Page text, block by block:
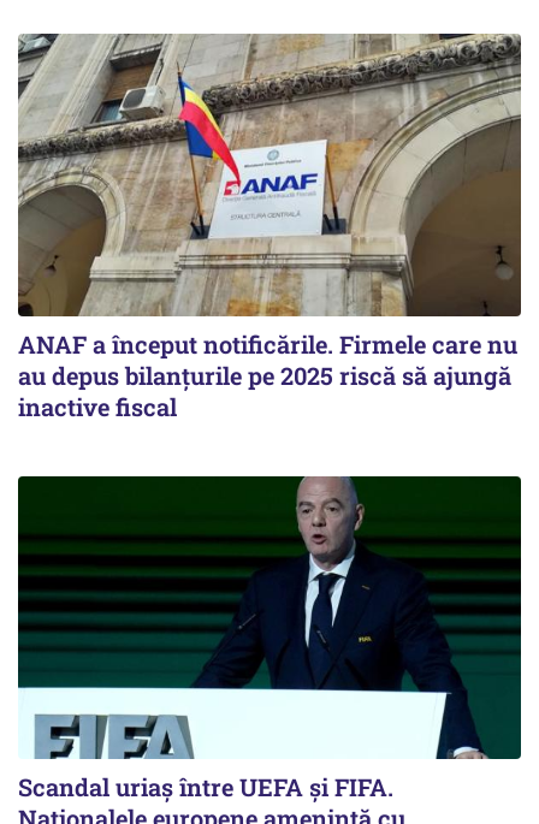
ANAF a început notificările. Firmele care nu
au depus bilanțurile pe 2025 riscă să ajungă
inactive fiscal
Scandal uriaş între UEFA şi FIFA.